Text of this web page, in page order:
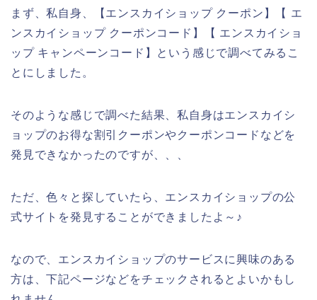
まず、私自身、【エンスカイショップ クーポン】【 エ
ンスカイショップ クーポンコード】【 エンスカイショ
ップ キャンペーンコード】という感じで調べてみるこ
とにしました。
そのような感じで調べた結果、私自身はエンスカイシ
ョップのお得な割引クーポンやクーポンコードなどを
発見できなかったのですが、、、
ただ、色々と探していたら、エンスカイショップの公
式サイトを発見することができましたよ～♪
なので、エンスカイショップのサービスに興味のある
方は、下記ページなどをチェックされるとよいかもし